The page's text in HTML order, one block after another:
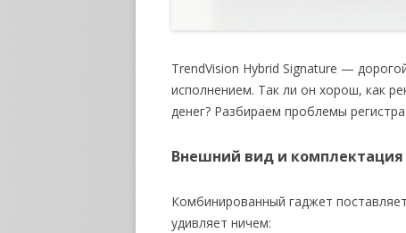
TrendVision Hybrid Signature —
исполнением. Так ли он хорош, как
денег? Разбираем проблемы
Внешний вид и комплектация
Комбинированный гаджет
удивляет ничем: